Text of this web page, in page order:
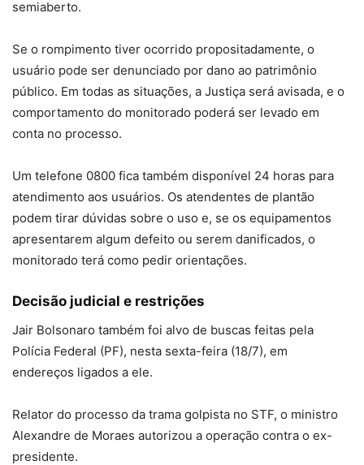
semiaberto.
Se o rompimento tiver ocorrido propositadamente, o
usuário pode ser denunciado por dano ao patrimônio
público. Em todas as situações, a Justiça será avisada, e o
comportamento do monitorado poderá ser levado em
conta no processo.
Um telefone 0800 fica também disponível 24 horas para
atendimento aos usuários. Os atendentes de plantão
podem tirar dúvidas sobre o uso e, se os equipamentos
apresentarem algum defeito ou serem danificados, o
monitorado terá como pedir orientações.
Decisão judicial e restrições
Jair Bolsonaro também foi alvo de buscas feitas pela
Polícia Federal (PF), nesta sexta-feira (18/7), em
endereços ligados a ele.
Relator do processo da trama golpista no STF, o ministro
Alexandre de Moraes autorizou a operação contra o ex-
presidente.